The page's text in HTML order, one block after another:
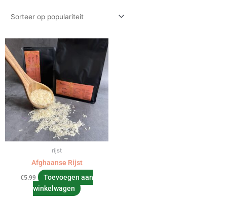
rijst
Afghaanse Rijst
€5.99
Toevoegen aan
winkelwagen